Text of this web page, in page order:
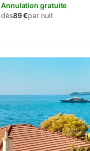
Annulation gratuite
dès89 €par nuit